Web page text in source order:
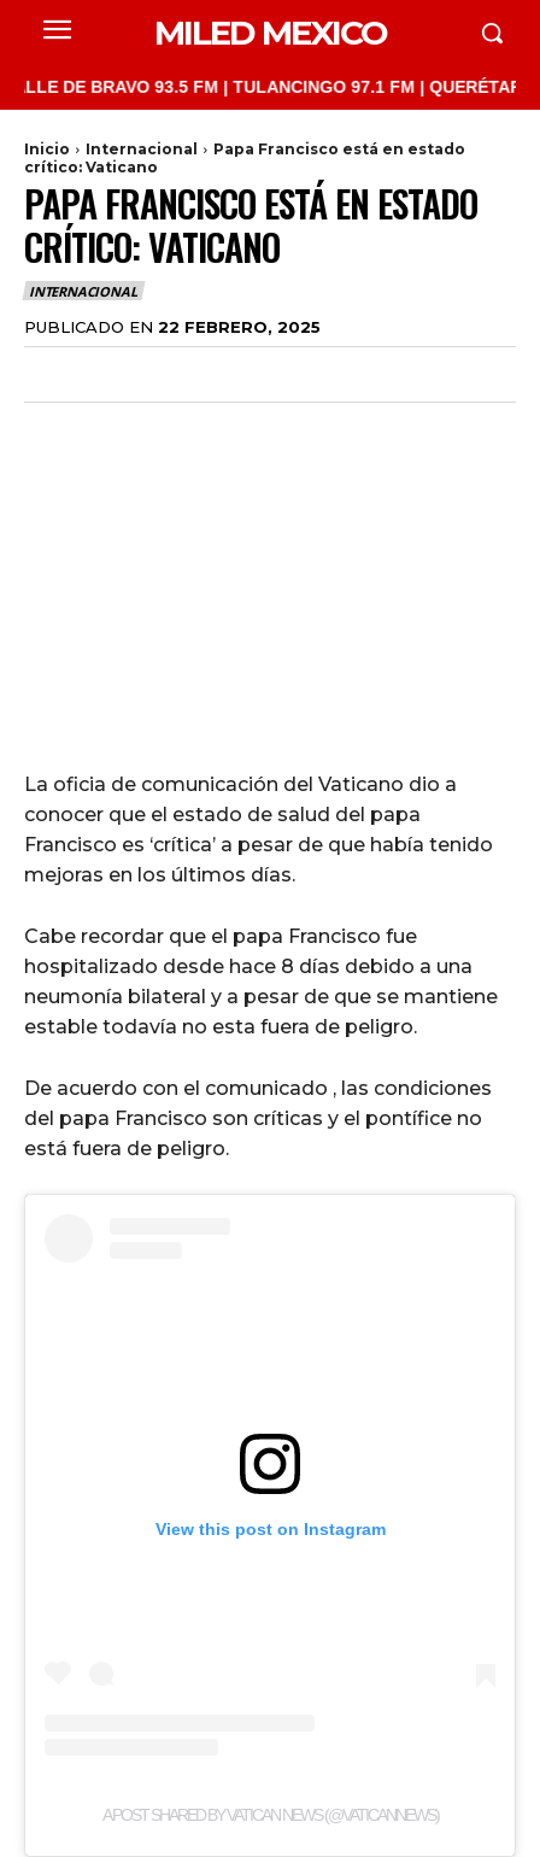
MILED MEXICO
DE BRAVO 93.5 FM | TULANCINGO 97.1 FM | QUERÉTARO
Inicio Internacional
Papa Francisco está en estado
crítico: Vaticano
PAPA FRANCISCO ESTÁ EN ESTADO
CRÍTICO: VATICANO
INTERNACIONAL
PUBLICADO EN 22 FEBRERO, 2025
La oficia de comunicación del Vaticano dio a
conocer que el estado de salud del papa
Francisco es ‘crítica’ a pesar de que había tenido
mejoras en los últimos días.
Cabe recordar que el papa Francisco fue
hospitalizado desde hace 8 días debido a una
neumonía bilateral y a pesar de que se mantiene
estable todavía no esta fuera de peligro.
De acuerdo con el comunicado , las condiciones
del papa Francisco son críticas y el pontífice no
está fuera de peligro.
View this post on Instagram
A POST SHARED BY VATICAN NEWS (@VATICANNEWS)